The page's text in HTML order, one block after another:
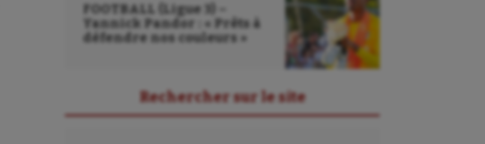
FOOTBALL (Ligue 3) –
Yannick Pandor : « Prêts à
défendre nos couleurs »
Rechercher sur le site